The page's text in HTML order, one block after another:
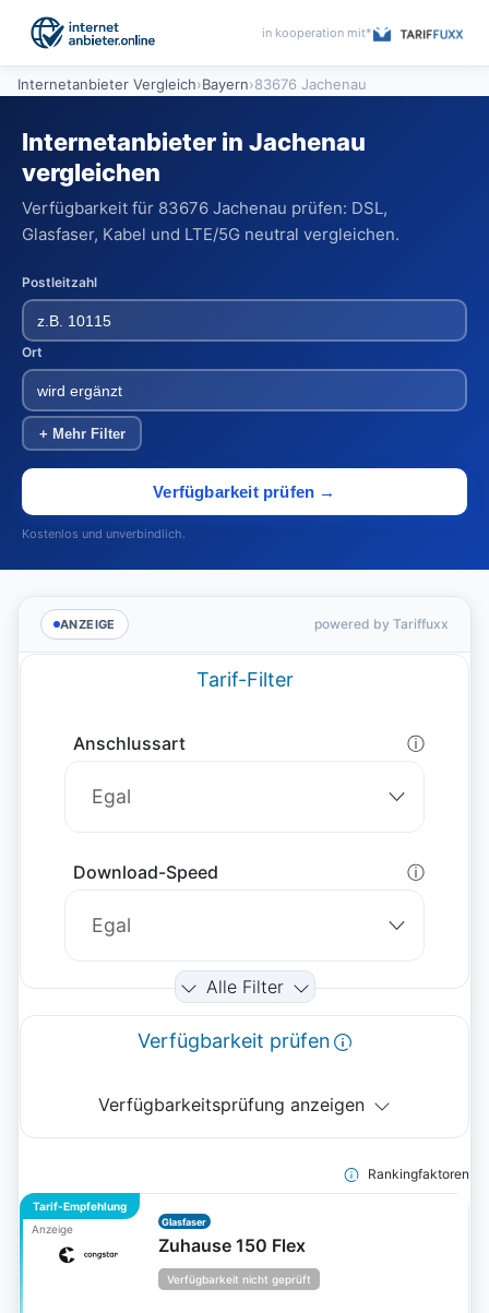
in kooperation mit*
Internetanbieter Vergleich›Bayern›83676 Jachenau
Internetanbieter in Jachenau
vergleichen
Verfügbarkeit für 83676 Jachenau prüfen: DSL,
Glasfaser, Kabel und LTE/5G neutral vergleichen.
Postleitzahl
Ort
+ Mehr Filter
Verfügbarkeit prüfen →
Kostenlos und unverbindlich.
ANZEIGE powered by Tariffuxx